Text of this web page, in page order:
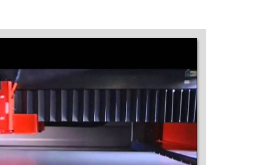
MÁQUINA DE CORTE A LASER MDF
MÁQUINA DE CORTE A LASER PARA AÇO
MÁQUINA DE CORTE A LASER PARA AÇO
MÁQUINA DE CORTE A LASER PARA AÇO
MÁQUINA DE CORTE A LASER PARA
ACRÍLICO